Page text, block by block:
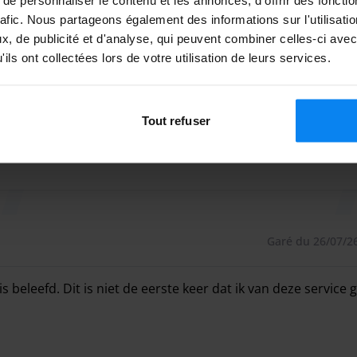
Nous partageons également des informations sur
de publicité et d'analyse, qui peuvent combiner celles-ci
ont collectées lors de votre utilisation de leurs services.
Tout refuser
de 20 € par jour.
Un supplément est demandé pour chaque personne
passagers descendre à l'aéroport à l'avance et
Garé du 26/07/
beleefd. Dit is niet de eerste keer dat ik van deze service